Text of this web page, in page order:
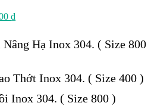
₫.
₫Giá
là:
Hạ Inox 304. ( Size 800
Thớt Inox 304. ( Size 400 )
Inox 304. ( Size 800 )